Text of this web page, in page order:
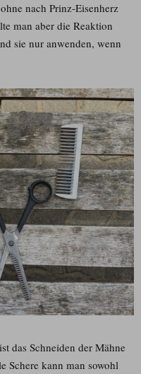
nach Prinz-Eisenherz
man aber die Reaktion
sie nur anwenden, wenn
das Schneiden der Mähne
Schere kann man sowohl